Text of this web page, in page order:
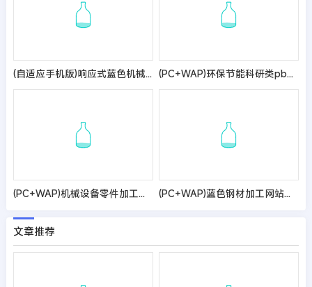
(自适应手机版)响应式蓝色机械机电设备安装类pbootcms模板 html5机电安装工程网站模板 (PC+WAP)环保节能科研类pbootcms网站模板 蓝色环保企业网站源码
(PC+WAP)机械设备零件加工类网站pbootcms模板 金属机械网站源码 (PC+WAP)蓝色钢材加工网站模板
文章推荐